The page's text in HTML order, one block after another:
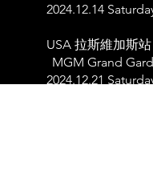
2024.12.14
USA 拉斯維加斯站
MGM Grand
2024.12.21